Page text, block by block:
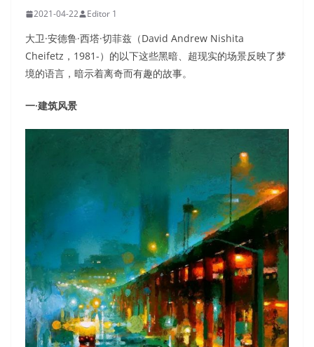
2021-04-22 Editor 1
大卫·安德鲁·西塔·切菲兹（David Andrew Nishita
Cheifetz，1981-）的以下这些黑暗、超现实的场景反映了梦
境的语言，暗示着离奇而有趣的故事。
一·建筑风景